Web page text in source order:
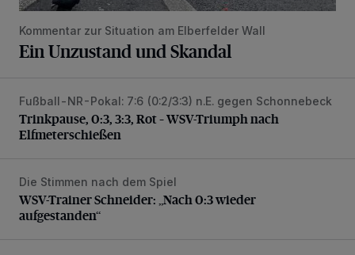
Kommentar zur Situation am Elberfelder Wall
Ein Unzustand und Skandal
Trinkpause, 0:3, 3:3, Rot – WSV-Triumph nach
Fußball-NR-Pokal: 7:6 (0:2/3:3) n.E. gegen Schonnebeck
Trinkpause, 0:3, 3:3, Rot – WSV-Triumph nach
Elfmeterschießen
WSV-Trainer Schneider: „Nach 0:3 wieder aufgestanden“
Die Stimmen nach dem Spiel
WSV-Trainer Schneider: „Nach 0:3 wieder
aufgestanden“